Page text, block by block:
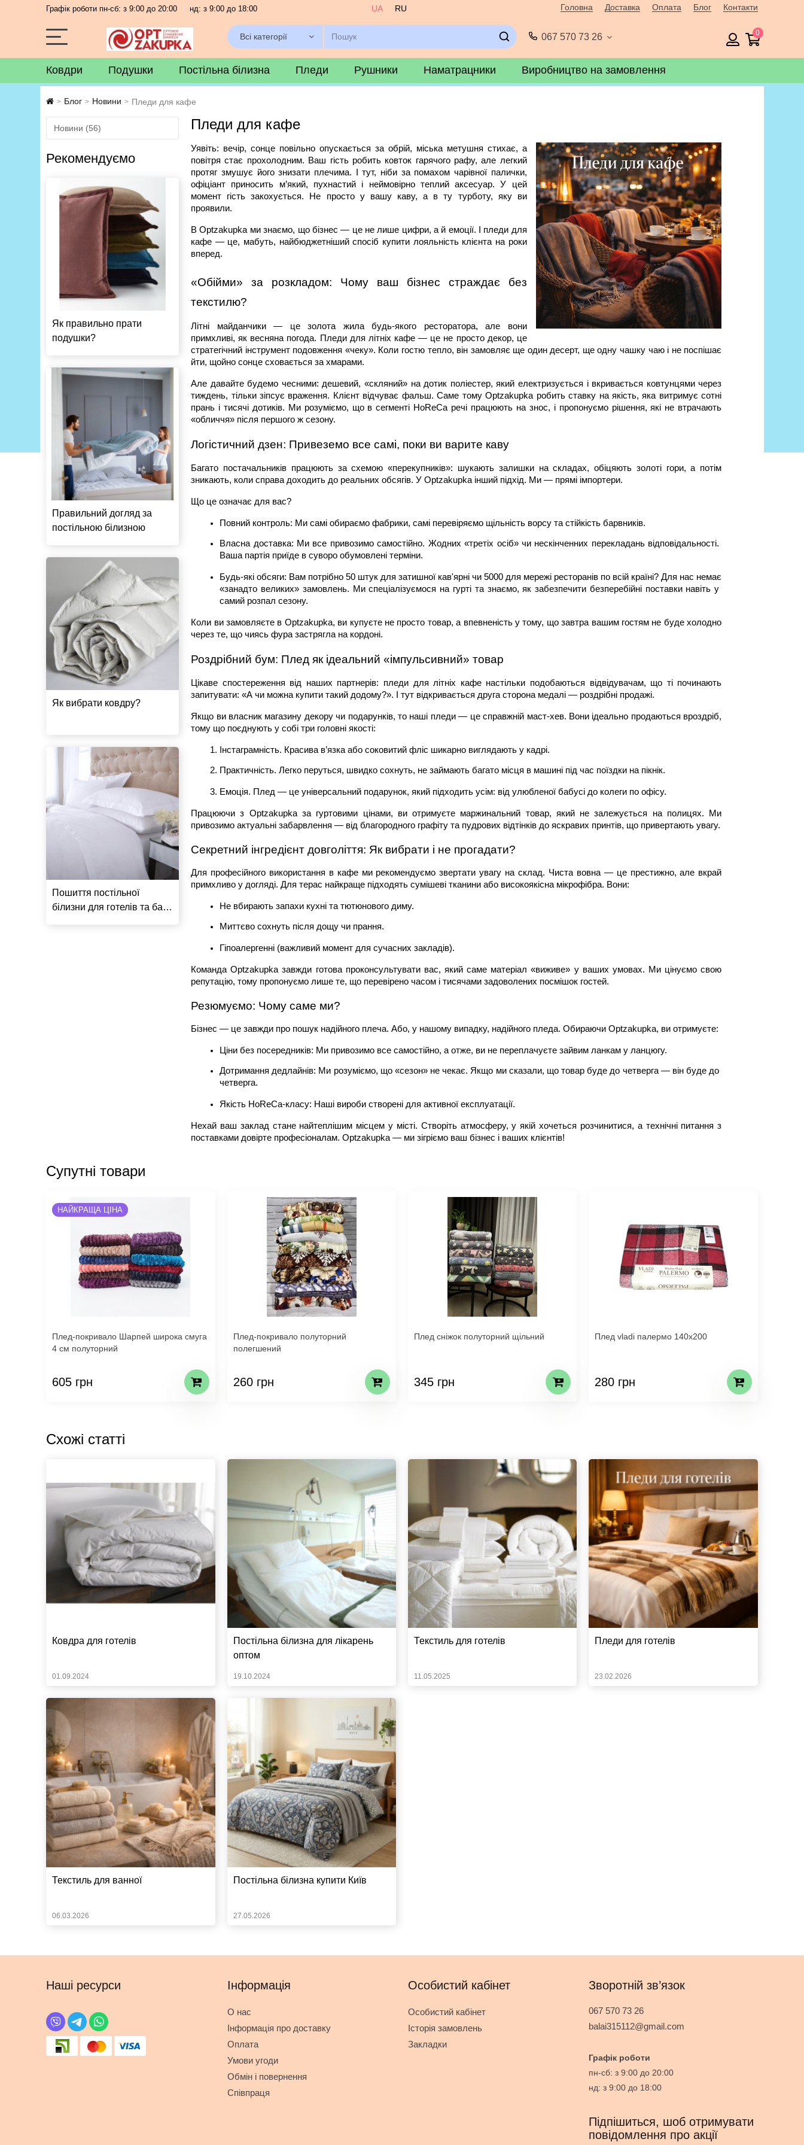
Графік роботи пн-сб: з 9:00 до 20:00 нд: з 9:00 до 18:00 UA RU Головна Доставка Оплата Блог Контакти
Всі категорії 067 570 73 26 0
Ковдри Подушки Постільна білизна Пледи Рушники Наматрацники Виробництво на замовлення
> Блог > Новини > Пледи для кафе
Новини (56)
Рекомендуємо
Як правильно прати
подушки?
Правильний догляд за
постільною білизною
Як вибрати ковдру?
Пошиття постільної
білизни для готелів та баз
Пледи для кафе
Уявіть: вечір, сонце повільно опускається за обрій, міська метушня стихає, а
повітря стає прохолодним. Ваш гість робить ковток гарячого рафу, але легкий
протяг змушує його знизати плечима. І тут, ніби за помахом чарівної палички,
офіціант приносить м’який, пухнастий і неймовірно теплий аксесуар. У цей
момент гість закохується. Не просто у вашу каву, а в ту турботу, яку ви
проявили.
В Optzakupka ми знаємо, що бізнес — це не лише цифри, а й емоції. І пледи для
кафе — це, мабуть, найбюджетніший спосіб купити лояльність клієнта на роки
вперед.
«Обійми» за розкладом: Чому ваш бізнес страждає без
текстилю?
Літні майданчики — це золота жила будь-якого ресторатора, але вони
примхливі, як весняна погода. Пледи для літніх кафе — це не просто декор, це
стратегічний інструмент подовження «чеку». Коли гостю тепло, він замовляє ще один десерт, ще одну чашку чаю і не поспішає
йти, щойно сонце сховається за хмарами.
Але давайте будемо чесними: дешевий, «скляний» на дотик поліестер, який електризується і вкривається ковтунцями через
тиждень, тільки зіпсує враження. Клієнт відчуває фальш. Саме тому Optzakupka робить ставку на якість, яка витримує сотні
прань і тисячі дотиків. Ми розуміємо, що в сегменті HoReCa речі працюють на знос, і пропонуємо рішення, які не втрачають
«обличчя» після першого ж сезону.
Логістичний дзен: Привеземо все самі, поки ви варите каву
Багато постачальників працюють за схемою «перекупників»: шукають залишки на складах, обіцяють золоті гори, а потім
зникають, коли справа доходить до реальних обсягів. У Optzakupka інший підхід. Ми — прямі імпортери.
Що це означає для вас?
Повний контроль: Ми самі обираємо фабрики, самі перевіряємо щільність ворсу та стійкість барвників.
Власна доставка: Ми все привозимо самостійно. Жодних «третіх осіб» чи нескінченних перекладань відповідальності.
Ваша партія приїде в суворо обумовлені терміни.
Будь-які обсяги: Вам потрібно 50 штук для затишної кав'ярні чи 5000 для мережі ресторанів по всій країні? Для нас немає
«занадто великих» замовлень. Ми спеціалізуємося на гурті та знаємо, як забезпечити безперебійні поставки навіть у
самий розпал сезону.
Коли ви замовляєте в Optzakupka, ви купуєте не просто товар, а впевненість у тому, що завтра вашим гостям не буде холодно
через те, що чиясь фура застрягла на кордоні.
Роздрібний бум: Плед як ідеальний «імпульсивний» товар
Цікаве спостереження від наших партнерів: пледи для літніх кафе настільки подобаються відвідувачам, що ті починають
запитувати: «А чи можна купити такий додому?». І тут відкривається друга сторона медалі — роздрібні продажі.
Якщо ви власник магазину декору чи подарунків, то наші пледи — це справжній маст-хев. Вони ідеально продаються вроздріб,
тому що поєднують у собі три головні якості:
Інстаграмність. Красива в’язка або соковитий фліс шикарно виглядають у кадрі.
Практичність. Легко перуться, швидко сохнуть, не займають багато місця в машині під час поїздки на пікнік.
Емоція. Плед — це універсальний подарунок, який підходить усім: від улюбленої бабусі до колеги по офісу.
Працюючи з Optzakupka за гуртовими цінами, ви отримуєте маржинальний товар, який не залежується на полицях. Ми
привозимо актуальні забарвлення — від благородного графіту та пудрових відтінків до яскравих принтів, що привертають увагу.
Секретний інгредієнт довголіття: Як вибрати і не прогадати?
Для професійного використання в кафе ми рекомендуємо звертати увагу на склад. Чиста вовна — це престижно, але вкрай
примхливо у догляді. Для терас найкраще підходять сумішеві тканини або високоякісна мікрофібра. Вони:
Не вбирають запахи кухні та тютюнового диму.
Миттєво сохнуть після дощу чи прання.
Гіпоалергенні (важливий момент для сучасних закладів).
Команда Optzakupka завжди готова проконсультувати вас, який саме матеріал «виживе» у ваших умовах. Ми цінуємо свою
репутацію, тому пропонуємо лише те, що перевірено часом і тисячами задоволених посмішок гостей.
Резюмуємо: Чому саме ми?
Бізнес — це завжди про пошук надійного плеча. Або, у нашому випадку, надійного пледа. Обираючи Optzakupka, ви отримуєте:
Ціни без посередників: Ми привозимо все самостійно, а отже, ви не переплачуєте зайвим ланкам у ланцюгу.
Дотримання дедлайнів: Ми розуміємо, що «сезон» не чекає. Якщо ми сказали, що товар буде до четверга — він буде до
четверга.
Якість HoReCa-класу: Наші вироби створені для активної експлуатації.
Нехай ваш заклад стане найтеплішим місцем у місті. Створіть атмосферу, у якій хочеться розчинитися, а технічні питання з
поставками довірте професіоналам. Optzakupka — ми зігріємо ваш бізнес і ваших клієнтів!
Супутні товари
НАЙКРАЩА ЦІНА
Плед-покривало Шарпей широка смуга
4 см полуторний
605 грн
Плед-покривало полуторний
полегшений
260 грн
Плед сніжок полуторний щільний
345 грн
Плед vladi палермо 140x200
280 грн
Схожі статті
Ковдра для готелів
01.09.2024
Постільна білизна для лікарень
оптом
19.10.2024
Текстиль для готелів
11.05.2025
Пледи для готелів
23.02.2026
Текстиль для ванної
06.03.2026
Постільна білизна купити Київ
27.05.2026
Наші ресурси Інформація
О нас
Інформація про доставку
Оплата
Умови угоди
Обмін і повернення
Співпраця
Особистий кабінет
Особистий кабінет
Історія замовлень
Закладки
Зворотній зв’язок
067 570 73 26
balai315112@gmail.com
Графік роботи
пн-сб: з 9:00 до 20:00
нд: з 9:00 до 18:00
Підпішиться, шоб отримувати
повідомлення про акції